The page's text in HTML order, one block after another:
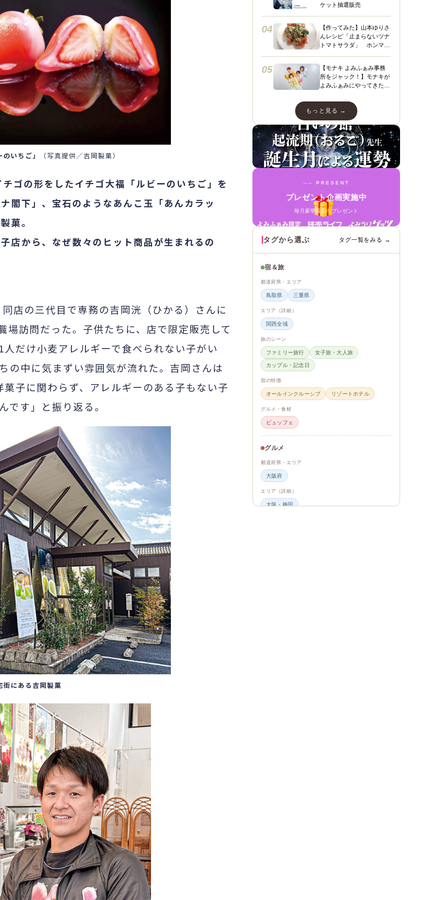
いちご」 （写真提供／吉岡製菓）
ゴの形をしたイチゴ大福「ルビーのいちご」を
閣下」、宝石のようなあんこ玉「あんカラッ
菓。
店から、なぜ数々のヒット商品が生まれるの
店の三代目で専務の吉岡洸（ひかる）さんに
場訪問だった。子供たちに、店で限定販売して
人だけ小麦アレルギーで食べられない子がい
の中に気まずい雰囲気が流れた。吉岡さんは
子に関わらず、アレルギーのある子もない子
です」と振り返る。
街にある吉岡製菓
ケット抽選販売
04
【作ってみた】山本ゆりさ
んレシピ「止まらないツナ
トマトサラダ」 ホンマに
05
【モナキ よみふぁみ事務
所をジャック！】モナキが
よみふぁみにやってきた！
ダンスあり☆スペシャルイ
ンタビューも＼（＾ ＾）
／
もっと見る →
占いを見る →
── PRESENT
プレゼント企画実施中
毎月豪華賞品をプレゼント
タグから選ぶ タグ一覧をみる →
宿＆旅
都道府県・エリア
鳥取県 三重県
エリア（詳細）
関西全域
旅のシーン
ファミリー旅行 女子旅・大人旅
カップル・記念日
宿の特徴
オールインクルーシブ リゾートホテル
グルメ・食材
ビュッフェ
グルメ
都道府県・エリア
大阪府
エリア（詳細）
大阪・梅田